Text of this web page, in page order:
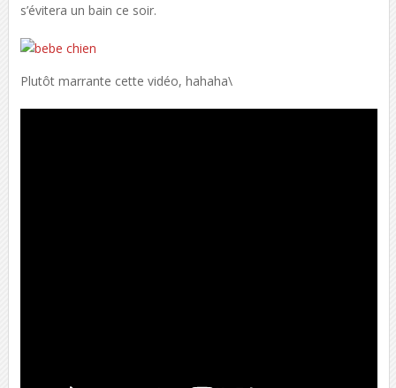
s’évitera un bain ce soir.
Plutôt marrante cette vidéo, hahaha\